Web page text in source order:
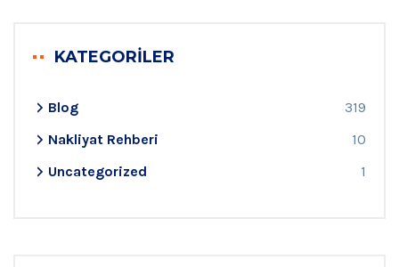
KATEGORILER
Blog
319
Nakliyat Rehberi
10
Uncategorized
1